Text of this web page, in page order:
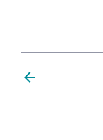
arrow_back